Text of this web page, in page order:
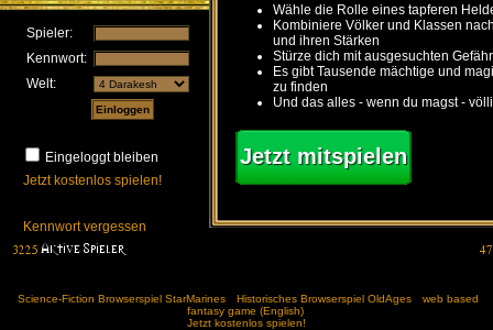
Spieler:
Kennwort:
Welt:
Eingeloggt bleiben
Jetzt kostenlos spielen!
Kennwort vergessen
Wähle die Rolle eines tapferen
Kombiniere Völker und Klassen
und ihren Stärken
Stürze dich mit ausgesuchten
Es gibt Tausende mächtige und
zu finden
Und das alles - wenn du magst -
Jetzt mitspielen
Science-Fiction Browserspiel StarMarines Historisches Browserspiel OldAges
web based
fantasy game (English)
Jetzt kostenlos spielen!